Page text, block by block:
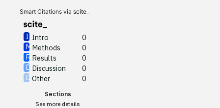
Smart Citations via scite_
Intro
0
Methods
0
Results
0
Discussion
0
Other
0
Sections
See more details